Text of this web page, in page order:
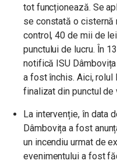
tot funcționează. Se
se constată o cisternă
control, 40 de mii de
punctului de lucru. În
notifică ISU
a fost închis. Aici, rolul
finalizat din punctul de
La intervenție, în data
Dâmbovița a fost
un incendiu urmat de
evenimentului a fost